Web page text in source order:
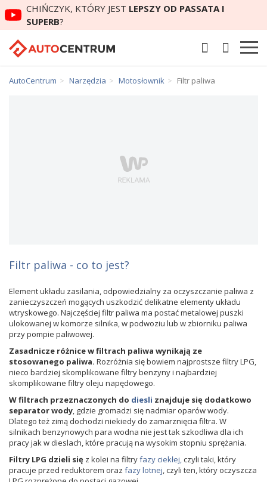
CHIŃCZYK, KTÓRY JEST LEPSZY OD PASSATA I
SUPERB?
AutoCentrum Narzędzia Motosłownik Filtr paliwa
Filtr paliwa - co to jest?
Element układu zasilania, odpowiedzialny za oczyszczanie paliwa z
zanieczyszczeń mogących uszkodzić delikatne elementy układu
wtryskowego. Najczęściej filtr paliwa ma postać metalowej puszki
ulokowanej w komorze silnika, w podwoziu lub w zbiorniku paliwa
przy pompie paliwowej.
Zasadnicze różnice w filtrach paliwa wynikają ze
stosowanego paliwa. Rozróżnia się bowiem najprostsze filtry LPG,
nieco bardziej skomplikowane filtry benzyny i najbardziej
skomplikowane filtry oleju napędowego.
W filtrach przeznaczonych do diesli znajduje się dodatkowo
separator wody, gdzie gromadzi się nadmiar oparów wody.
Dlatego też zimą dochodzi niekiedy do zamarznięcia filtra. W
silnikach benzynowych para wodna nie jest tak szkodliwa dla ich
pracy jak w dieslach, które pracują na wysokim stopniu sprężania.
Filtry LPG dzieli się z kolei na filtryfazy ciekłej,czyli taki, który
pracuje przed reduktorem oraz fazy lotnej, czyli ten, który oczyszcza